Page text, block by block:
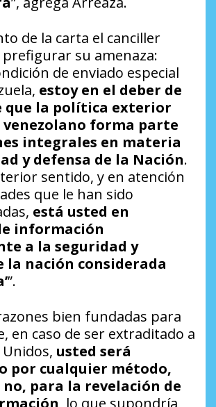
de la carta el canciller
prefigurar su amenaza:
de enviado especial
estoy en el deber de
que la política exterior
venezolano forma parte
integrales en materia
y defensa de la Nación.
sentido, y en atención
que le han sido
está usted en
información
a la seguridad y
la nación considerada
”.
bien fundadas para
en caso de ser extraditado a
usted será
por cualquier método,
para la revelación de
, lo que supondría